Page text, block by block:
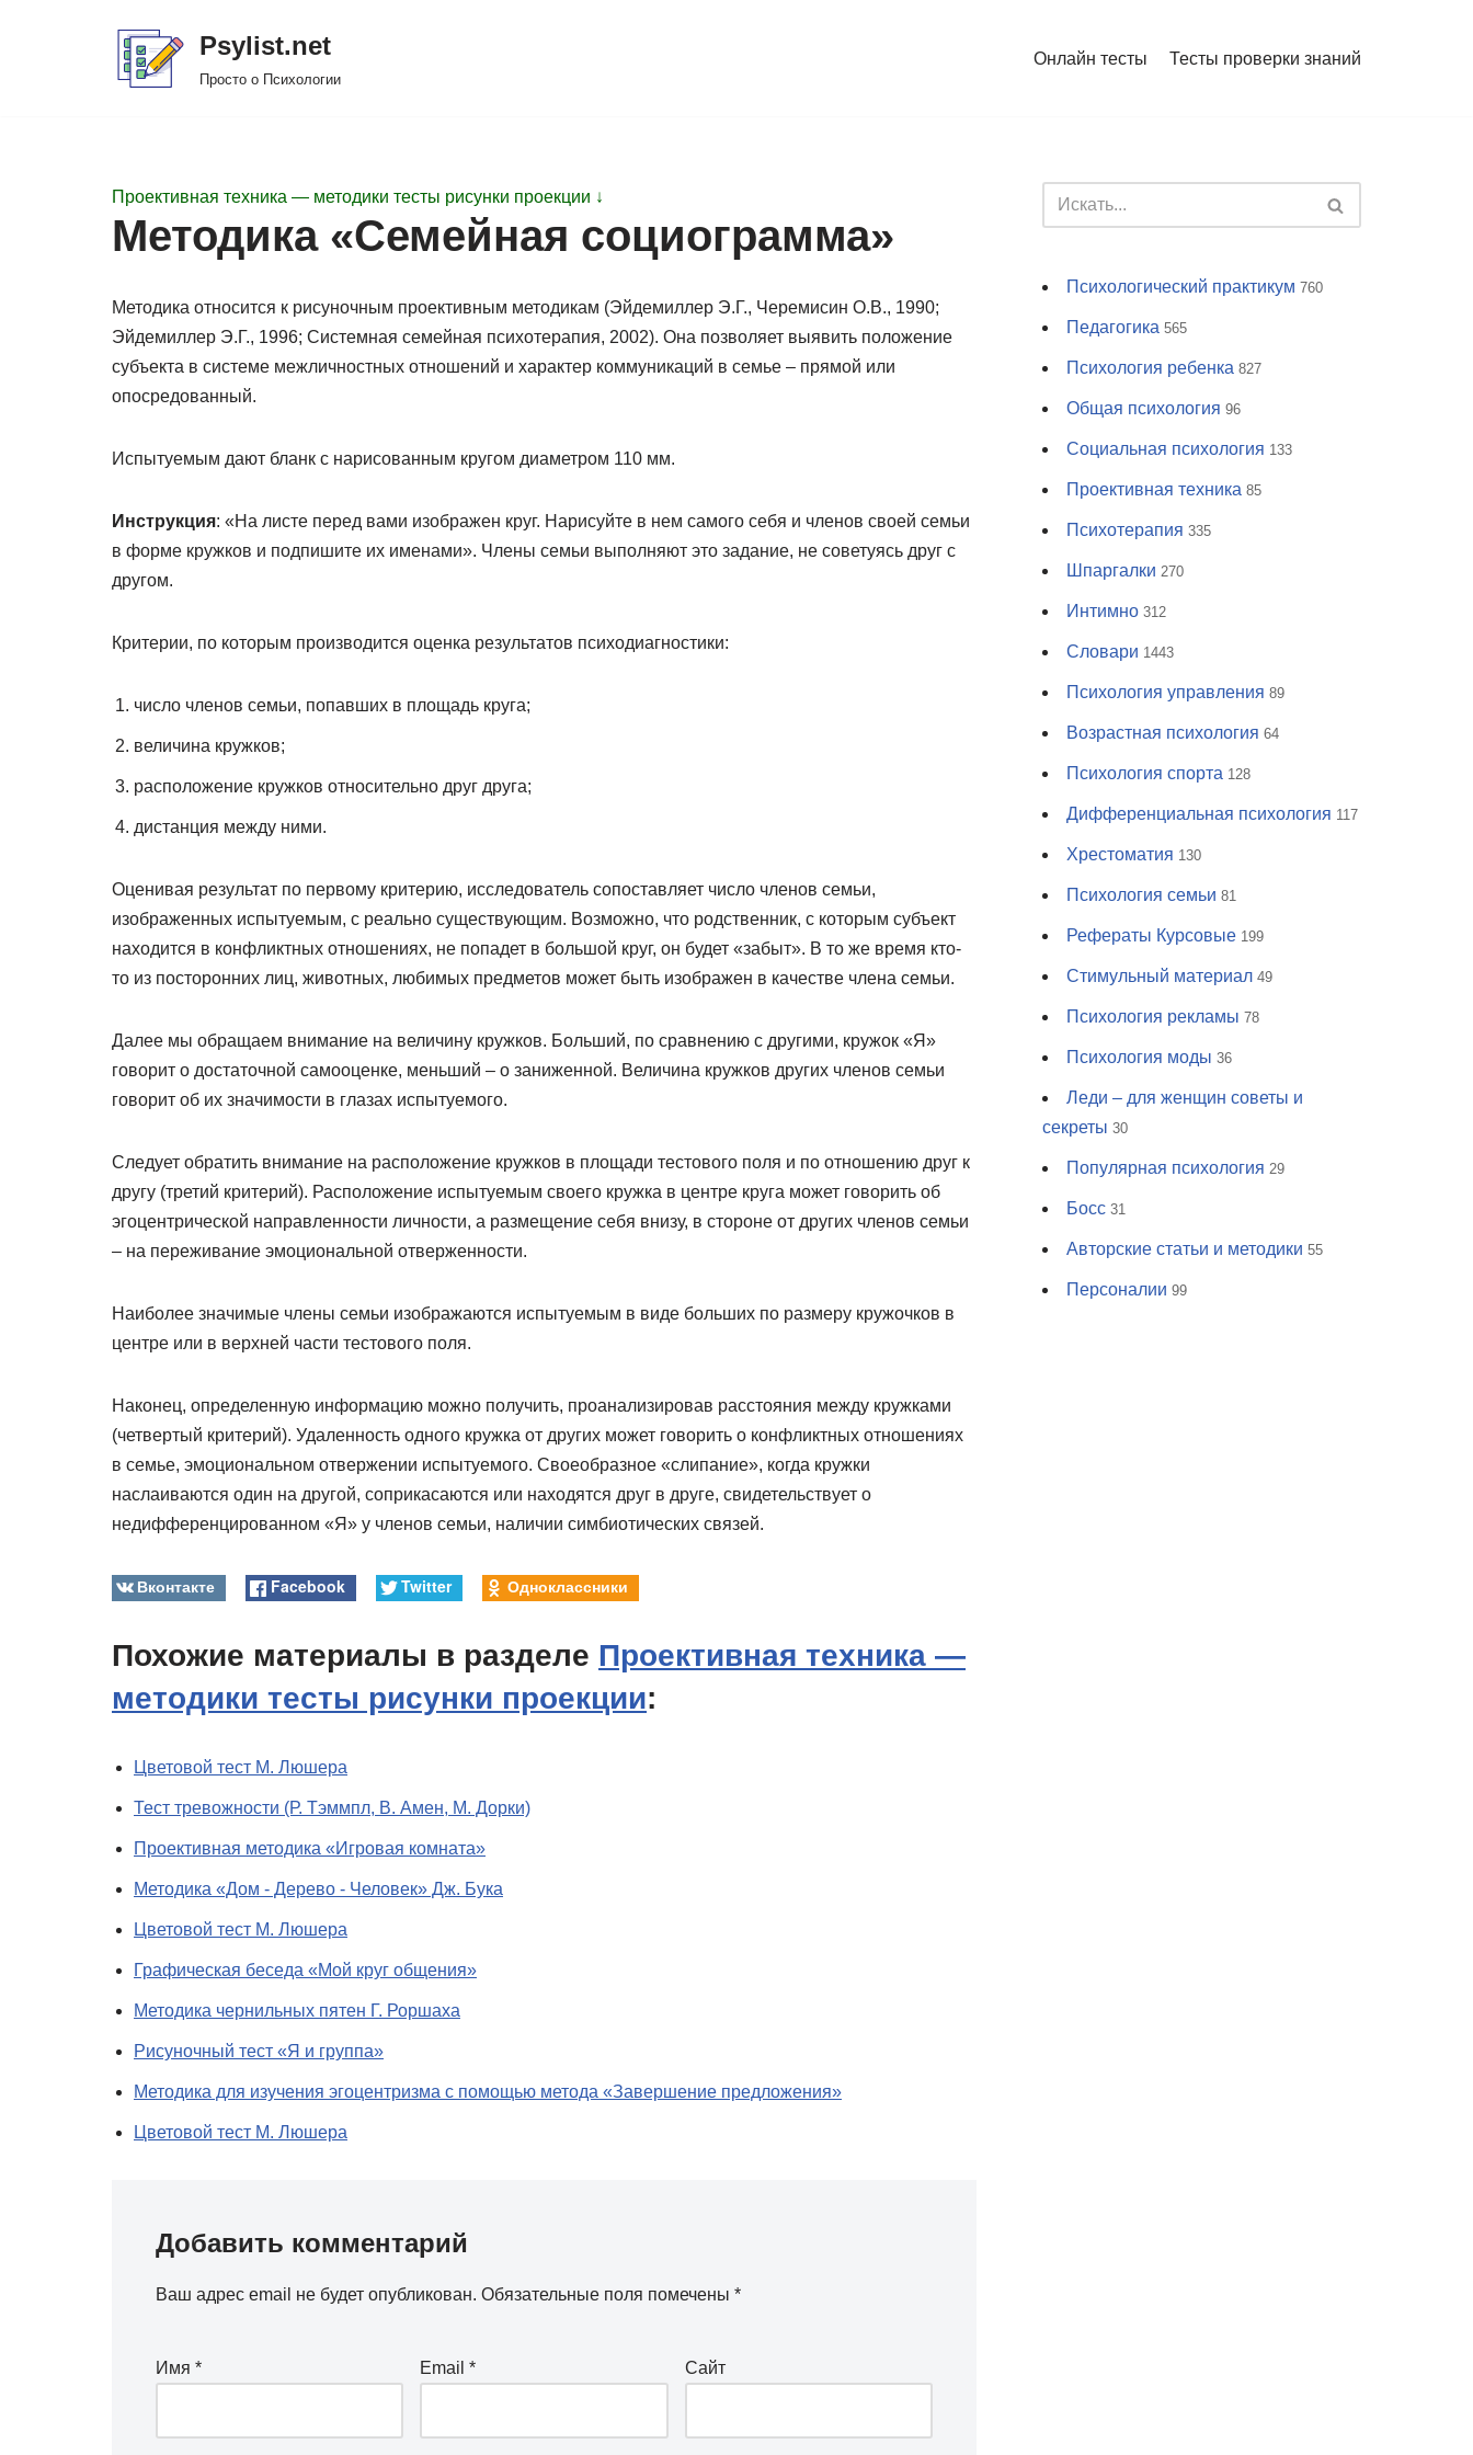
Psylist.net
Просто о Психологии
Онлайн тесты Тесты проверки знаний
Проективная техника — методики тесты рисунки проекции ↓
Методика «Семейная социограмма»
Методика относится к рисуночным проективным методикам (Эйдемиллер Э.Г., Черемисин О.В., 1990;
Эйдемиллер Э.Г., 1996; Системная семейная психотерапия, 2002). Она позволяет выявить положение
субъекта в системе межличностных отношений и характер коммуникаций в семье – прямой или
опосредованный.
Испытуемым дают бланк с нарисованным кругом диаметром 110 мм.
Инструкция: «На листе перед вами изображен круг. Нарисуйте в нем самого себя и членов своей семьи
в форме кружков и подпишите их именами». Члены семьи выполняют это задание, не советуясь друг с
другом.
Критерии, по которым производится оценка результатов психодиагностики:
число членов семьи, попавших в площадь круга;
величина кружков;
расположение кружков относительно друг друга;
дистанция между ними.
Оценивая результат по первому критерию, исследователь сопоставляет число членов семьи,
изображенных испытуемым, с реально существующим. Возможно, что родственник, с которым субъект
находится в конфликтных отношениях, не попадет в большой круг, он будет «забыт». В то же время кто-
то из посторонних лиц, животных, любимых предметов может быть изображен в качестве члена семьи.
Далее мы обращаем внимание на величину кружков. Больший, по сравнению с другими, кружок «Я»
говорит о достаточной самооценке, меньший – о заниженной. Величина кружков других членов семьи
говорит об их значимости в глазах испытуемого.
Следует обратить внимание на расположение кружков в площади тестового поля и по отношению друг к
другу (третий критерий). Расположение испытуемым своего кружка в центре круга может говорить об
эгоцентрической направленности личности, а размещение себя внизу, в стороне от других членов семьи
– на переживание эмоциональной отверженности.
Наиболее значимые члены семьи изображаются испытуемым в виде больших по размеру кружочков в
центре или в верхней части тестового поля.
Наконец, определенную информацию можно получить, проанализировав расстояния между кружками
(четвертый критерий). Удаленность одного кружка от других может говорить о конфликтных отношениях
в семье, эмоциональном отвержении испытуемого. Своеобразное «слипание», когда кружки
наслаиваются один на другой, соприкасаются или находятся друг в друге, свидетельствует о
недифференцированном «Я» у членов семьи, наличии симбиотических связей.
Вконтакте Facebook Twitter Одноклассники
Похожие материалы в разделе Проективная техника —
методики тесты рисунки проекции:
Цветовой тест М. Люшера
Тест тревожности (Р. Тэммпл, В. Амен, М. Дорки)
Проективная методика «Игровая комната»
Методика «Дом - Дерево - Человек» Дж. Бука
Цветовой тест М. Люшера
Графическая беседа «Мой круг общения»
Методика чернильных пятен Г. Роршаха
Рисуночный тест «Я и группа»
Методика для изучения эгоцентризма с помощью метода «Завершение предложения»
Цветовой тест М. Люшера
Добавить комментарий
Ваш адрес email не будет опубликован. Обязательные поля помечены *
Имя * Email* Сайт
Психологический практикум 760
Педагогика 565
Психология ребенка 827
Общая психология 96
Социальная психология 133
Проективная техника 85
Психотерапия 335
Шпаргалки 270
Интимно 312
Словари 1443
Психология управления 89
Возрастная психология 64
Психология спорта 128
Дифференциальная психология 117
Хрестоматия 130
Психология семьи 81
Рефераты Курсовые 199
Стимульный материал 49
Психология рекламы 78
Психология моды 36
Леди – для женщин советы и
секреты 30
Популярная психология 29
Босс 31
Авторские статьи и методики 55
Персоналии 99